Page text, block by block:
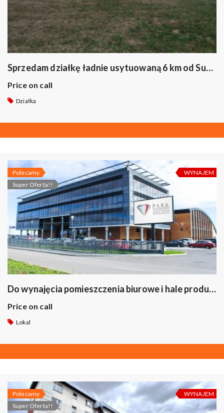
Sprzedam działkę ładnie usytuowaną 6 km od Suwałk
Price on call
Działka
Polecamy
Super Oferta!!
WYNAJEM
Do wynajęcia pomieszczenia biurowe i hale produkcyjne ul. Innowacyjna 1 w Suwałkach
Price on call
Lokal
Polecamy
Super Oferta!!
WYNAJEM